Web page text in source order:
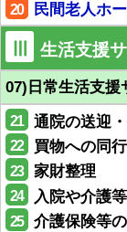
20 民間老人ホ
Ⅲ 生活支援
07)日常生活支援
21 通院の送迎
22 買物への同
23 家財整理
24 入院や介護
25 介護保険等